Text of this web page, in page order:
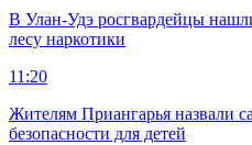
В Улан-Удэ росгвардейцы
лесу наркотики
11:20
Жителям Приангарья назвали
безопасности для детей